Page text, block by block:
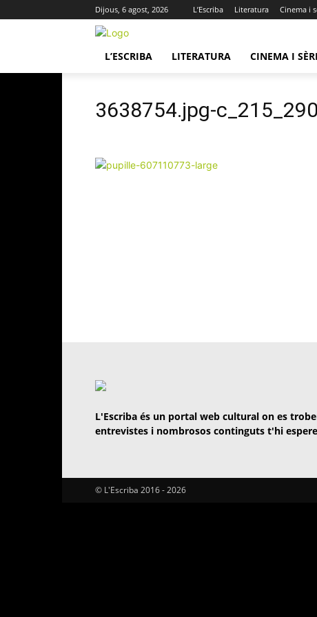
Dijous, 6 agost, 2026 L’Escriba Literatura Cinema i
L’ESCRIBA LITERATURA CINEMA I
3638754.jpg-
L'Escriba és un portal web cultural on es
entrevistes i nombrosos continguts t'hi
© L'Escriba 2016 -2026